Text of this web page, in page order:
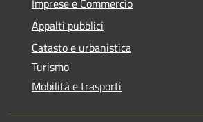
Imprese e Commercio
Appalti pubblici
Catasto e urbanistica
Turismo
Mobilità e trasporti